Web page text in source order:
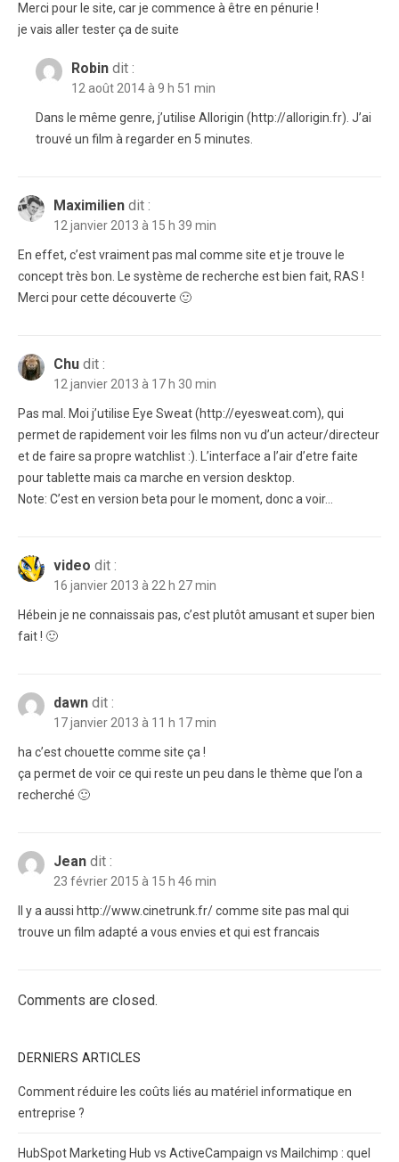
Merci pour le site, car je commence à être en pénurie !
je vais aller tester ça de suite
Robin dit :
12 août 2014 à 9 h 51 min
Dans le même genre, j’utilise Allorigin (http://allorigin.fr). J’ai
trouvé un film à regarder en 5 minutes.
Maximilien dit :
12 janvier 2013 à 15 h 39 min
En effet, c’est vraiment pas mal comme site et je trouve le
concept très bon. Le système de recherche est bien fait, RAS !
Merci pour cette découverte 🙂
Chu dit :
12 janvier 2013 à 17 h 30 min
Pas mal. Moi j’utilise Eye Sweat (http://eyesweat.com), qui
permet de rapidement voir les films non vu d’un acteur/directeur
et de faire sa propre watchlist :). L’interface a l’air d’etre faite
pour tablette mais ca marche en version desktop.
Note: C’est en version beta pour le moment, donc a voir…
video dit :
16 janvier 2013 à 22 h 27 min
Hébein je ne connaissais pas, c’est plutôt amusant et super bien
fait ! 🙂
dawn dit :
17 janvier 2013 à 11 h 17 min
ha c’est chouette comme site ça !
ça permet de voir ce qui reste un peu dans le thème que l’on a
recherché 🙂
Jean dit :
23 février 2015 à 15 h 46 min
Il y a aussi http://www.cinetrunk.fr/ comme site pas mal qui
trouve un film adapté a vous envies et qui est francais
Comments are closed.
DERNIERS ARTICLES
Comment réduire les coûts liés au matériel informatique en
entreprise ?
HubSpot Marketing Hub vs ActiveCampaign vs Mailchimp : quel